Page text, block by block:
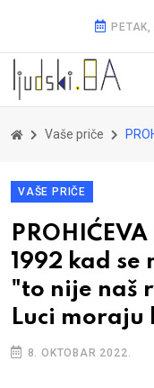
Vaše priče PROHIĆEVA
VAŠE PRIČE
1992 kad se
"to nije naš
Luci moraju
8. OKTOBAR 2022.